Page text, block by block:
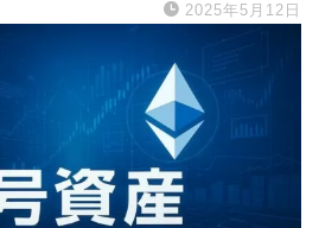
2025年5月12日